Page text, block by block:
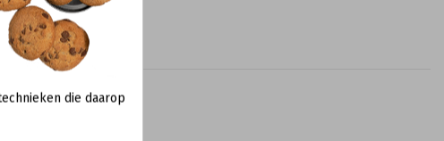
swap_horiz
die daarop